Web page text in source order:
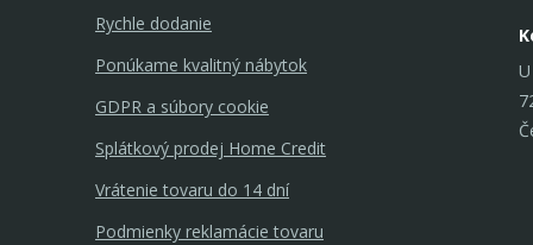
Rychle dodanie
Ponúkame kvalitný nábytok
GDPR a súbory cookie
Splátkový prodej Home Credit
Vrátenie tovaru do 14 dní
Podmienky reklamácie tovaru